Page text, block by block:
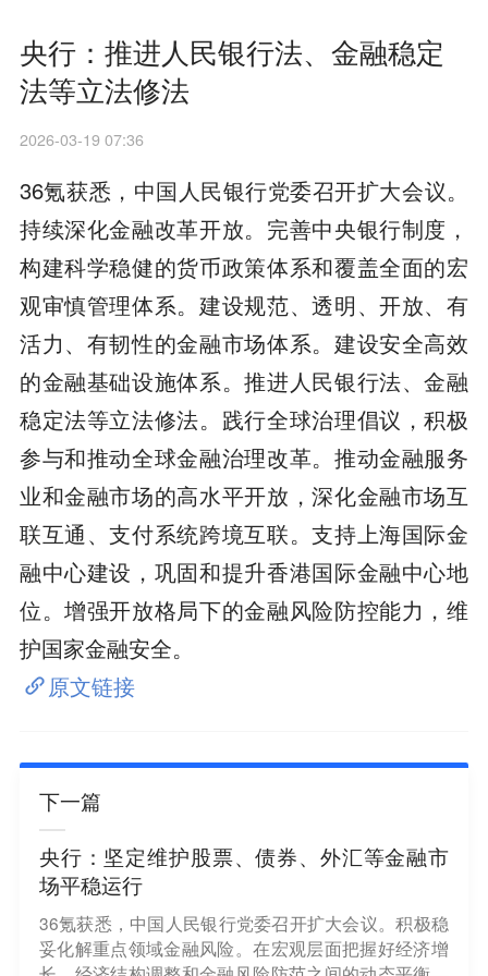
央行：推进人民银行法、金融稳定
法等立法修法
2026-03-19 07:36
36氪获悉，中国人民银行党委召开扩大会议。
持续深化金融改革开放。完善中央银行制度，
构建科学稳健的货币政策体系和覆盖全面的宏
观审慎管理体系。建设规范、透明、开放、有
活力、有韧性的金融市场体系。建设安全高效
的金融基础设施体系。推进人民银行法、金融
稳定法等立法修法。践行全球治理倡议，积极
参与和推动全球金融治理改革。推动金融服务
业和金融市场的高水平开放，深化金融市场互
联互通、支付系统跨境互联。支持上海国际金
融中心建设，巩固和提升香港国际金融中心地
位。增强开放格局下的金融风险防控能力，维
护国家金融安全。
原文链接
下一篇
央行：坚定维护股票、债券、外汇等金融市
场平稳运行
36氪获悉，中国人民银行党委召开扩大会议。积极稳
妥化解重点领域金融风险。在宏观层面把握好经济增